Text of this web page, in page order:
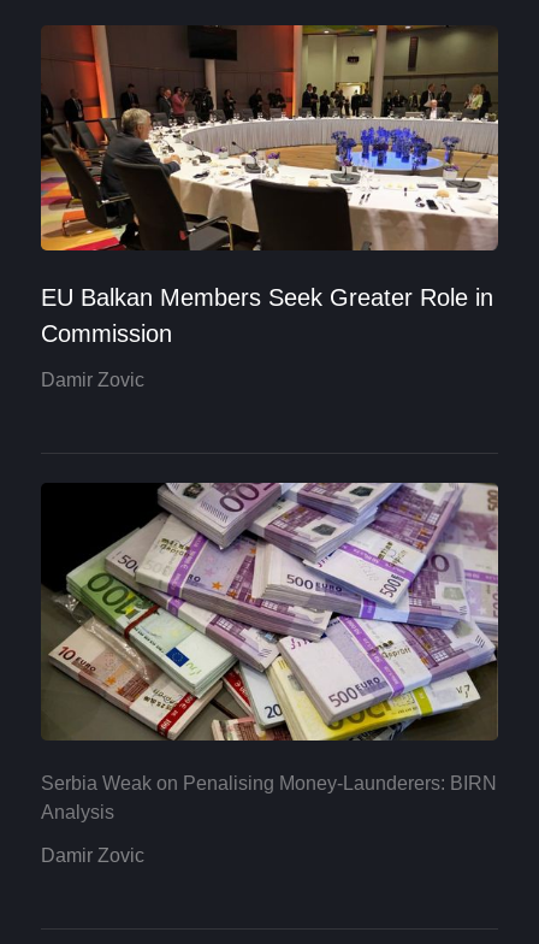
EU Balkan Members Seek Greater Role in
Commission
Damir Zovic
Serbia Weak on Penalising Money-Launderers: BIRN
Analysis
Damir Zovic